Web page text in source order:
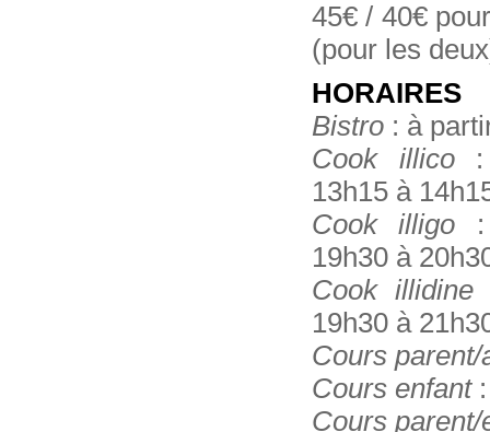
45€ / 40€
(pour les
HORAIRES
Bistro : à
Cook illico:
13h15 à
Cook illigo :
19h30 à
Cook illidine
19h30 à
Cours parent/
Cours enfant:
Cours parent/